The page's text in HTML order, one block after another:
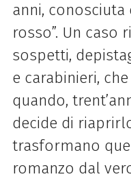
anni, conosciuta
rosso”. Un
sospetti,
e carabinieri,
quando,
decide di
trasformano
romanzo dal